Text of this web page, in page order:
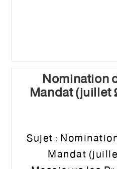
Nomination
Mandat
Sujet :
Mandat